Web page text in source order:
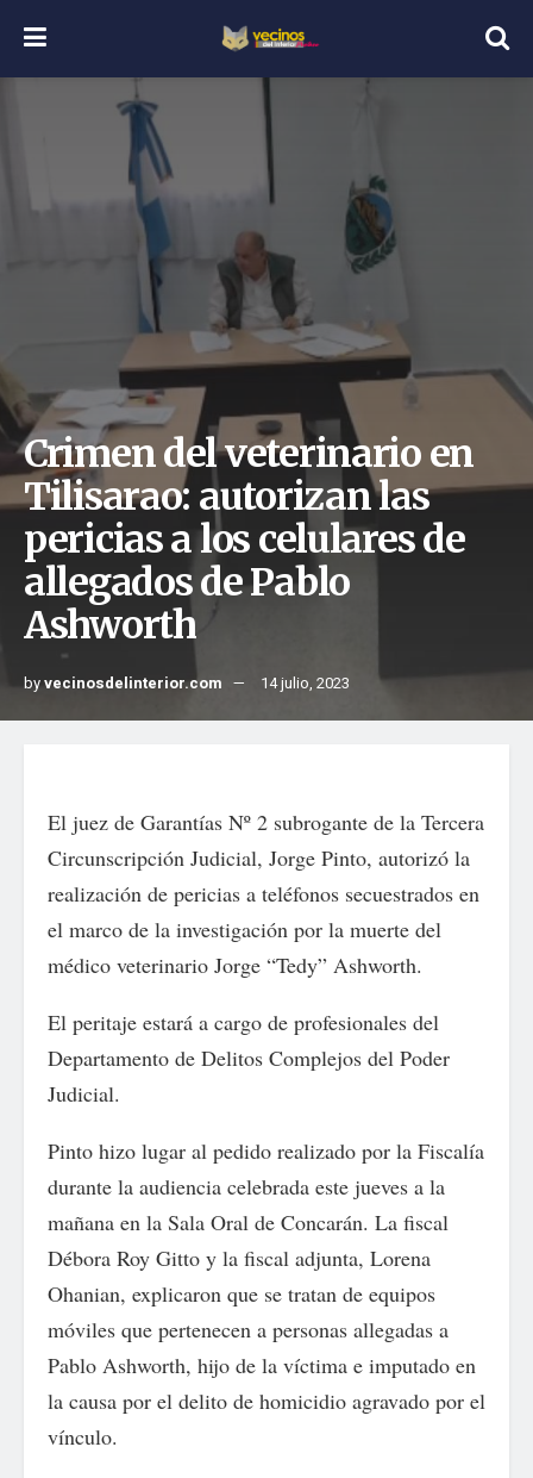
Crimen del veterinario en
Tilisarao: autorizan las
pericias a los celulares de
allegados de Pablo
Ashworth
byvecinosdelinterior.com 14 julio, 2023
El juez de Garantías Nº 2 subrogante de la Tercera
Circunscripción Judicial, Jorge Pinto, autorizó la
realización de pericias a teléfonos secuestrados en
el marco de la investigación por la muerte del
médico veterinario Jorge “Tedy” Ashworth.
El peritaje estará a cargo de profesionales del
Departamento de Delitos Complejos del Poder
Judicial.
Pinto hizo lugar al pedido realizado por la Fiscalía
durante la audiencia celebrada este jueves a la
mañana en la Sala Oral de Concarán. La fiscal
Débora Roy Gitto y la fiscal adjunta, Lorena
Ohanian, explicaron que se tratan de equipos
móviles que pertenecen a personas allegadas a
Pablo Ashworth, hijo de la víctima e imputado en
la causa por el delito de homicidio agravado por el
vínculo.